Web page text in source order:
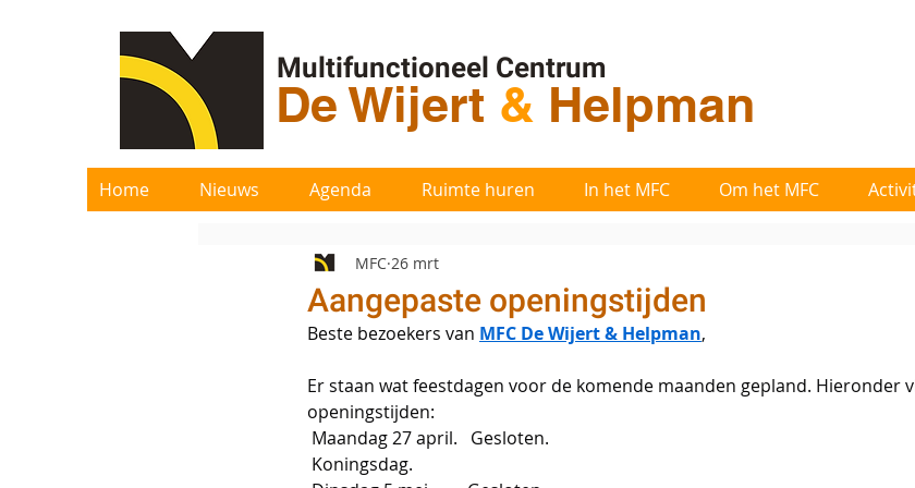
Multifunctioneel Centrum
De Wijert & Helpman
Home Nieuws Agenda Ruimte huren In het MFC Om het MFC
Aangepaste openingstijden
MFC 26 mrt
Beste bezoekers van MFC De Wijert & Helpman,
Er staan wat feestdagen voor de komende maanden gepland. Hieronder
openingstijden:
Maandag 27 april.   Gesloten.
Koningsdag.